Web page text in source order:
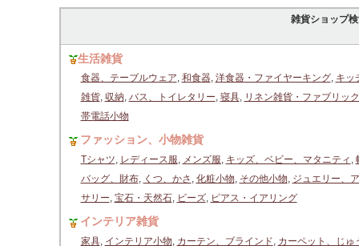
雑貨ショップ
生活雑貨
食器、テーブルウェア, 和食器, 洋食器・ファイヤーキング, キッ
雑貨, 収納, バス、トイレタリー, 寝具, リネン雑貨・ファブリック
帯電話小物
ファッション、小物雑貨
Tシャツ, レディース服, メンズ服, キッズ、ベビー、マタニティ ,
バッグ、財布, くつ、かさ , 化粧小物, その他小物, ジュエリー、
サリー, 宝石・天然石, ビーズ, ピアス・イアリング
インテリア雑貨
家具, インテリア小物, カーテン、ブラインド, カーペット、じゅ